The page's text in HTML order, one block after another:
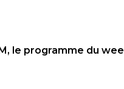
au pays... personne ne va
le programme du